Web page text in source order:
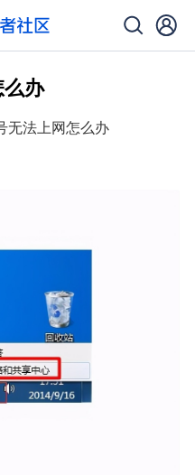
办
无法上网怎么办